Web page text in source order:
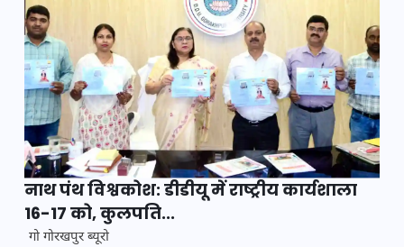
नाथ पंथ विश्वकोश: डीडीयू में राष्ट्रीय कार्यशाला
16-17 को, कुलपति...
गो गोरखपुर ब्यूरो